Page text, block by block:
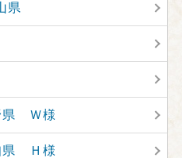
県
県 Ｗ様
県 Ｈ様